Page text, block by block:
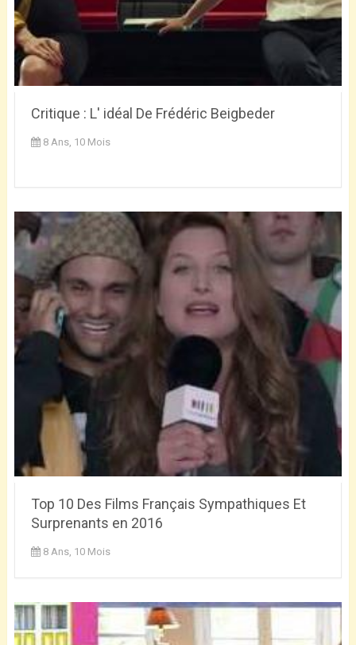
Critique : L' idéal De Frédéric Beigbeder
8 Ans, 10 Mois
Top 10 Des Films Français Sympathiques Et
Surprenants en 2016
8 Ans, 10 Mois